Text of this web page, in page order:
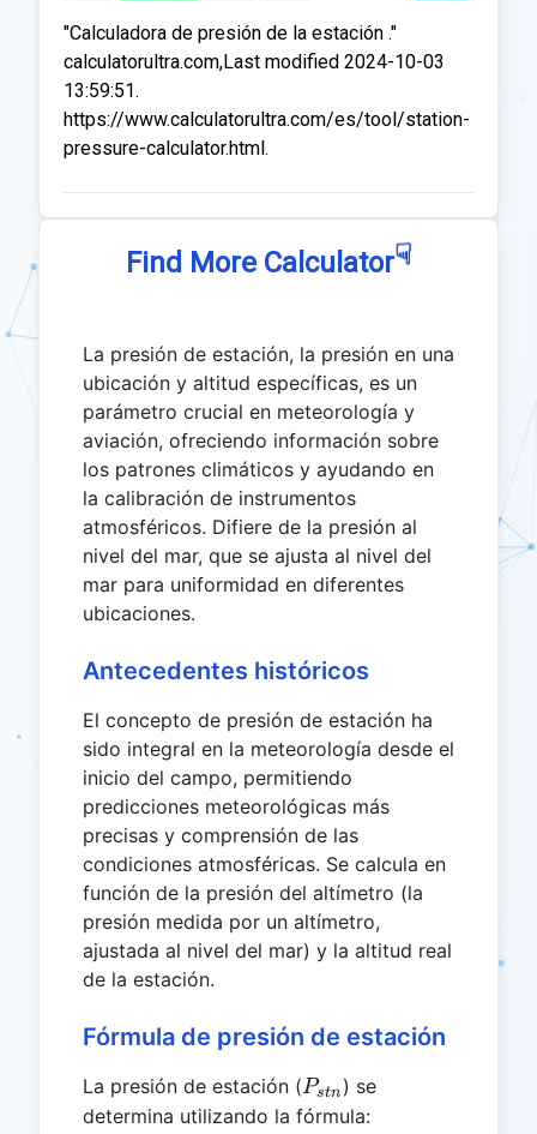
"Calculadora de presión de la estación ."
calculatorultra.com,Last modified 2024-10-03
13:59:51.
https://www.calculatorultra.com/es/tool/station-
pressure-calculator.html.
Find More Calculator☟
La presión de estación, la presión en una
ubicación y altitud específicas, es un
parámetro crucial en meteorología y
aviación, ofreciendo información sobre
los patrones climáticos y ayudando en
la calibración de instrumentos
atmosféricos. Difiere de la presión al
nivel del mar, que se ajusta al nivel del
mar para uniformidad en diferentes
ubicaciones.
Antecedentes históricos
El concepto de presión de estación ha
sido integral en la meteorología desde el
inicio del campo, permitiendo
predicciones meteorológicas más
precisas y comprensión de las
condiciones atmosféricas. Se calcula en
función de la presión del altímetro (la
presión medida por un altímetro,
ajustada al nivel del mar) y la altitud real
de la estación.
Fórmula de presión de estación
La presión de estación (P_{stn}
Pstn ) se
determina utilizando la fórmula: